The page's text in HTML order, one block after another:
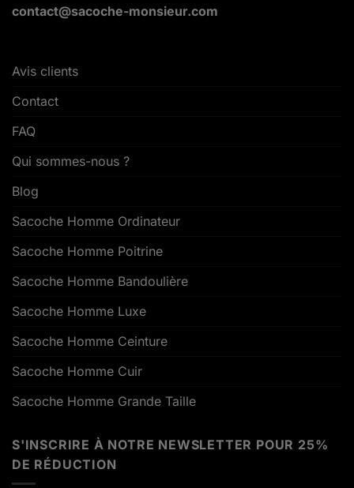
contact@sacoche-monsieur.com
Avis clients
Contact
FAQ
Qui sommes-nous ?
Blog
Sacoche Homme Ordinateur
Sacoche Homme Poitrine
Sacoche Homme Bandoulière
Sacoche Homme Luxe
Sacoche Homme Ceinture
Sacoche Homme Cuir
Sacoche Homme Grande Taille
S'INSCRIRE À NOTRE NEWSLETTER POUR 25%
DE RÉDUCTION